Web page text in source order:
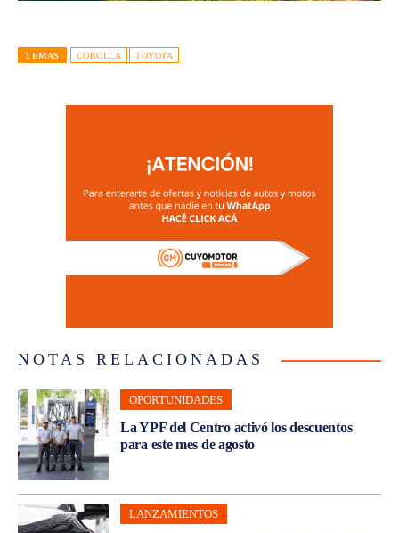
TEMAS COROLLA TOYOTA
NOTAS RELACIONADAS
OPORTUNIDADES
La YPF del Centro activó los descuentos
para este mes de agosto
LANZAMIENTOS